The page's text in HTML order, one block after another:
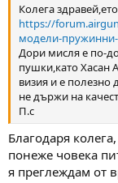
Колега
https://
модели-
Дори мисля е по-
пушки,като Хасан
визия и е полезно
не държи на
П.с
Благодаря
понеже човека
я преглеждам от